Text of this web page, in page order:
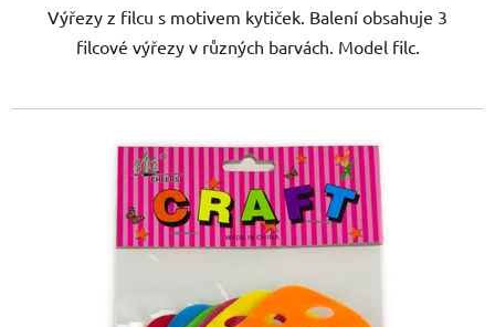
Výřezy z filcu s motivem kytiček. Balení obsahuje 3
filcové výřezy v různých barvách. Model filc.